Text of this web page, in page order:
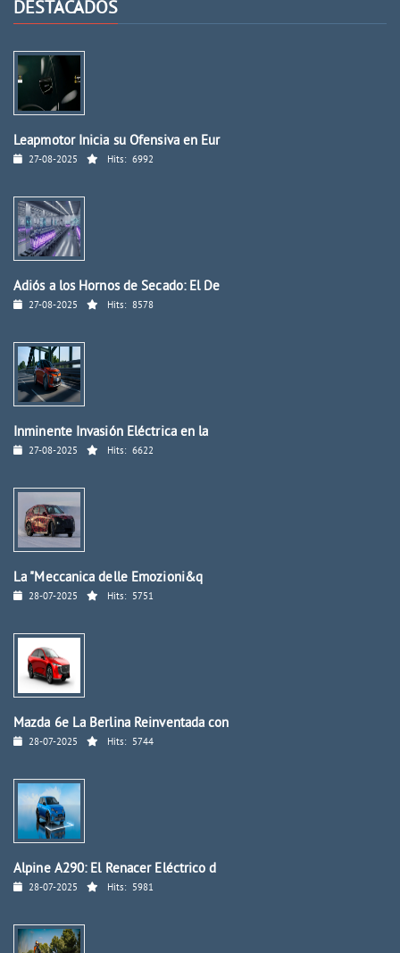
DESTACADOS
Leapmotor Inicia su Ofensiva en Eur
27-08-2025 Hits: 6992
Adiós a los Hornos de Secado: El De
27-08-2025 Hits: 8578
Inminente Invasión Eléctrica en la
27-08-2025 Hits: 6622
La "Meccanica delle Emozioni&q
28-07-2025 Hits: 5751
Mazda 6e La Berlina Reinventada con
28-07-2025 Hits: 5744
Alpine A290: El Renacer Eléctrico d
28-07-2025 Hits: 5981